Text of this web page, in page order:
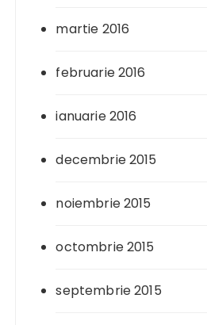
martie 2016
februarie 2016
ianuarie 2016
decembrie 2015
noiembrie 2015
octombrie 2015
septembrie 2015